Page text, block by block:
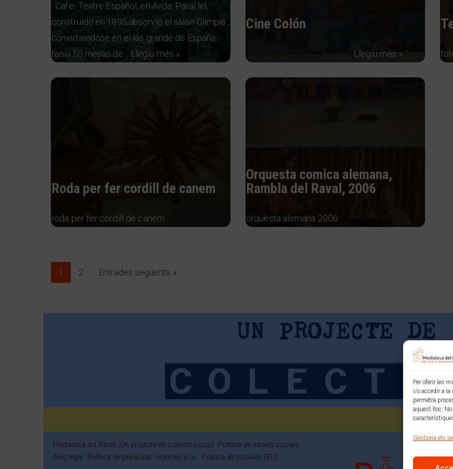
Per oferir les
i/o accedir a
permetrà
aquest lloc.
Gestiona els
Cafe- Teatre Español, en Avda. Paral·lel,
construido en 1895,absorvio el salón Olimpia ,
convirtiendose en el lás grande de España,
tenia 50 mesas de… Llegiu més »
Cine Colón
Llegiu més »
Roda per fer cordill de canem
roda per fer cordill de canem
Orquesta comica alemana,
Rambla del Raval, 2006
orquesta alemana 2006
1 2 Entrades següents »
Mediateca del Raval (Un projecte de colectic.coop)
Política de xarxes socials
Avís legal
Política de privacitat i normes d’ús Política de cookies (EU)